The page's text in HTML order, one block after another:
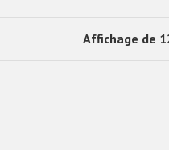
Affichage de